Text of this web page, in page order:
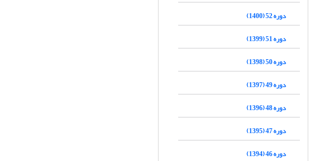
دوره 52 (1400)
دوره 51 (1399)
دوره 50 (1398)
دوره 49 (1397)
دوره 48 (1396)
دوره 47 (1395)
دوره 46 (1394)